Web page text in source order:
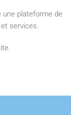
plateforme de
services.